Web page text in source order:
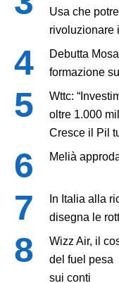
Usa che
rivoluzionare
Debutta
formazione
Wttc:
oltre 1.000
Cresce il Pil
Melià
In Italia alla
disegna le
Wizz Air, il
del fuel pesa
sui conti